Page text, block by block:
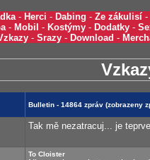
- Herci - Dabing - Ze zákulisí -
- Mobil - Kostýmy - Dodatky -
- Srazy - Download -
Bulletin - 14864 zpráv (zobrazeny
Tak mě nezatracuj... je
To Cloister